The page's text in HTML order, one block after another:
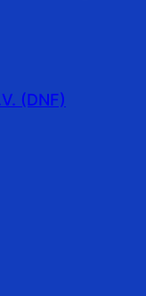
(DNF)